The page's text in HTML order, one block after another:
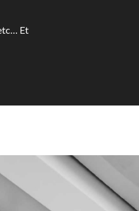
Et